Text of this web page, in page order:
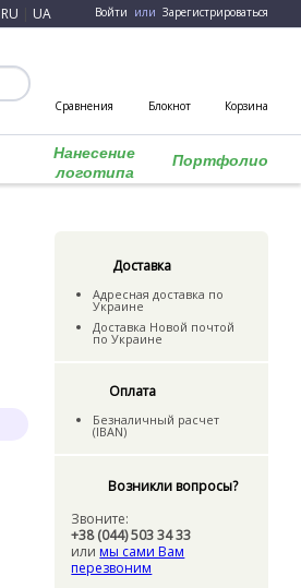
RU UA Войти или Зарегистрироваться
Сравнения Блокнот Корзина
Нанесение
логотипа
Портфолио
Доставка
Адресная доставка по
Украине
Доставка Новой почтой
по Украине
Оплата
Безналичный расчет
(IBAN)
Возникли вопросы?
Звоните:
+38 (044) 503 34 33
или мы сами Вам
перезвоним